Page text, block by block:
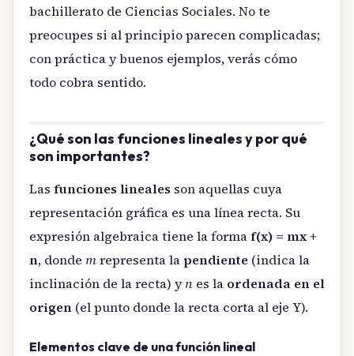
bachillerato de Ciencias Sociales. No te
preocupes si al principio parecen complicadas;
con práctica y buenos ejemplos, verás cómo
todo cobra sentido.
¿Qué son las funciones lineales y por qué
son importantes?
Las funciones lineales son aquellas cuya
representación gráfica es una línea recta. Su
expresión algebraica tiene la formaf(x) = mx +
n, donde mrepresenta la pendiente (indica la
inclinación de la recta) yn es la ordenada en el
origen (el punto donde la recta corta al eje Y).
Elementos clave de una función lineal